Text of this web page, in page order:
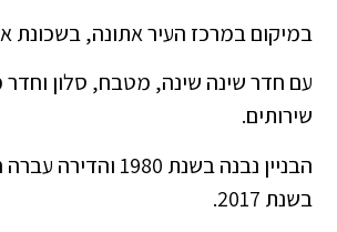
במיקום במרכז העיר אתונה, בשכונת
עם חדר שינה שינה, מטבח, סלון
שירותים.
הבניין נבנה בשנת 1980
בשנת 2017.